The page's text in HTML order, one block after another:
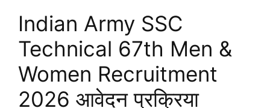
Indian Army SSC
Technical 67th Men &
Women Recruitment
2026 आवेदन प्रक्रिया